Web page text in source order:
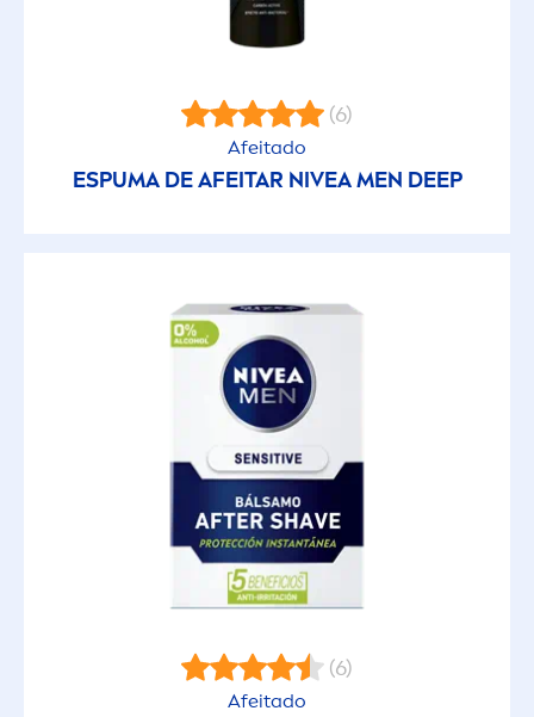
(6)
Afeitado
ESPUMA DE AFEITAR NIVEA MEN DEEP
(6)
Afeitado